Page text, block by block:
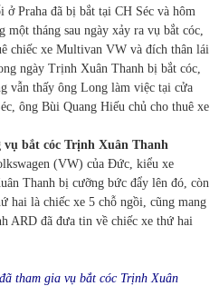
Praha đã bị bắt tại CH Séc và hôm
tháng sau ngày xảy ra vụ bắt cóc,
chiếc xe Multivan VW và đích thân lái
ngày Trịnh Xuân Thanh bị bắt cóc,
vẫn thấy ông Long làm việc tại cửa
ông Bùi Quang Hiếu chủ cho thuê xe
bắt cóc Trịnh Xuân Thanh
(VW) của Đức, kiểu xe
Thanh bị cưỡng bức đẩy lên đó, còn
hai là chiếc xe 5 chỗ ngồi, cũng mang
ARD đã đưa tin về chiếc xe thứ hai
tham gia vụ bắt cóc Trịnh Xuân